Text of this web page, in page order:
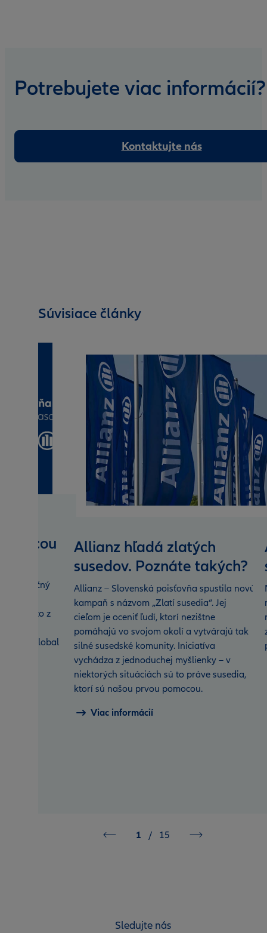
Potrebujete viac informácií?
Kontaktujte nás
Súvisiace články
to z
Best Global
Allianz hľadá zlatých
susedov. Poznáte takých?
Allianz – Slovenská poisťovňa spustila novú
kampaň s názvom „Zlatí susedia“. Jej
cieľom je oceniť ľudí, ktorí nezištne
pomáhajú vo svojom okolí a vytvárajú tak
silné susedské komunity. Iniciatíva
vychádza z jednoduchej myšlienky – v
niektorých situáciách sú to práve susedia,
ktorí sú našou prvou pomocou.
Viac informácií
1 / 15
Sledujte nás